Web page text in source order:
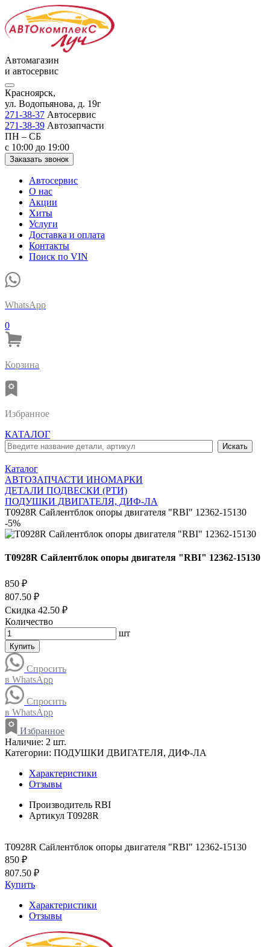
Автомагазин
и автосервис
Красноярск,
ул. Водопьянова, д. 19г
271-38-37 Автосервис
271-38-39 Автозапчасти
ПН – СБ
с 10:00 до 19:00
Заказать звонок
Автосервис
О нас
Акции
Хиты
Услуги
Доставка и оплата
Контакты
Поиск по VIN
WhatsApp
0
Корзина
Избранное
КАТАЛОГ
Каталог
АВТОЗАПЧАСТИ ИНОМАРКИ
ДЕТАЛИ ПОДВЕСКИ (РТИ)
ПОДУШКИ ДВИГАТЕЛЯ, ДИФ-ЛА
T0928R Сайлентблок опоры двигателя "RBI" 12362-15130
-5%
T0928R Сайлентблок опоры двигателя "RBI" 12362-15130
850 ₽
807.50 ₽
Скидка 42.50 ₽
Количество
шт
Купить
Спросить
в WhatsApp
Спросить
в WhatsApp
Избранное
Наличие: 2 шт.
Категории: ПОДУШКИ ДВИГАТЕЛЯ, ДИФ-ЛА
Характеристики
Отзывы
Производитель RBI
Артикул T0928R
T0928R Сайлентблок опоры двигателя "RBI" 12362-15130
850 ₽
807.50 ₽
Купить
Характеристики
Отзывы